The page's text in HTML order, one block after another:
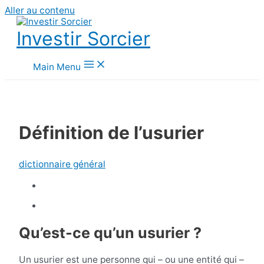
Aller au contenu
Investir Sorcier
Main Menu
Définition de l’usurier
dictionnaire général
Qu’est-ce qu’un usurier ?
Un usurier est une personne qui – ou une entité qui –